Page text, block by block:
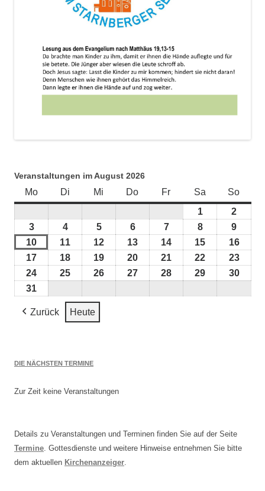
Veranstaltungen im August 2026
MoMontag
Di Dienstag
Mi Mittwoch
Do Donnerstag
Fr FreitagSa Samstag
So
11.
August
2026
2
2026
33.
August
2026
44.
August
2026
55.
August
2026
66.
August
2026
77.
August
2026
88.
August
2026
9
2026
10
August
11
August
12
August
13
August
14
August
15
August
1616.
2026
17
August
18
August
19
August
20
August
21
August
22
August
2323.
24 25
2026
26 27 28 29 3030.
31
August
2026
Zurück Heute
DIE NÄCHSTEN TERMINE
Zur Zeit keine Veranstaltungen
Details zu Veranstaltungen und Terminen finden Sie auf der Seite
Termine. Gottesdienste und weitere Hinweise entnehmen Sie bitte
dem aktuellen Kirchenanzeiger.